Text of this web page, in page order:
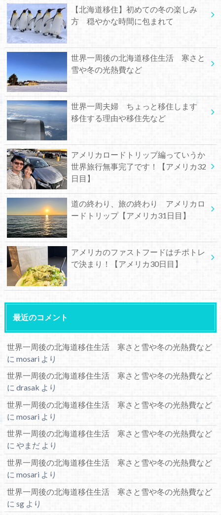
【北海道移住】初めての冬の楽しみ
方 穏やかな時間に包まれて
世界一周後の北海道移住生活 寒さと
雪や冬の光熱費など
世界一周夫婦 ちょっと移住します
移住する理由や移住先など
アメリカロードトリップ編っていうか
世界旅行無事完了です！【アメリカ32
日目】
道の終わり、旅の終わり アメリカロ
ードトリップ【アメリカ31日目】
アメリカのファストフードはチポトレ
で決まり！【アメリカ30日目】
最近のコメント
世界一周後の北海道移住生活 寒さと雪や冬の光熱費など
に mosariより
世界一周後の北海道移住生活 寒さと雪や冬の光熱費など
に drasak より
世界一周後の北海道移住生活 寒さと雪や冬の光熱費など
に mosariより
世界一周後の北海道移住生活 寒さと雪や冬の光熱費など
に やまだより
世界一周後の北海道移住生活 寒さと雪や冬の光熱費など
に mosariより
世界一周後の北海道移住生活 寒さと雪や冬の光熱費など
に sgより